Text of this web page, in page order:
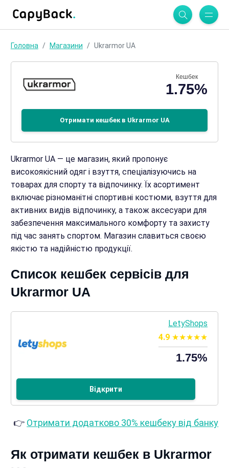
Головна Магазини Ukrarmor UA
Кешбек
1.75%
Отримати кешбек в Ukrarmor UA
Ukrarmor UA — це магазин, який пропонує
високоякісний одяг і взуття, спеціалізуючись на
товарах для спорту та відпочинку. Їх асортимент
включає різноманітні спортивні костюми, взуття для
активних видів відпочинку, а також аксесуари для
забезпечення максимального комфорту та захисту
під час занять спортом. Магазин славиться своєю
якістю та надійністю продукції.
Список кешбек сервісів для
Ukrarmor UA
LetyShops
4.9
1.75%
Відкрити
👉 Отримати додатково 30% кешбеку від банку
Як отримати кешбек в Ukrarmor